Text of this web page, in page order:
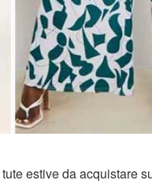
estive da acquistare